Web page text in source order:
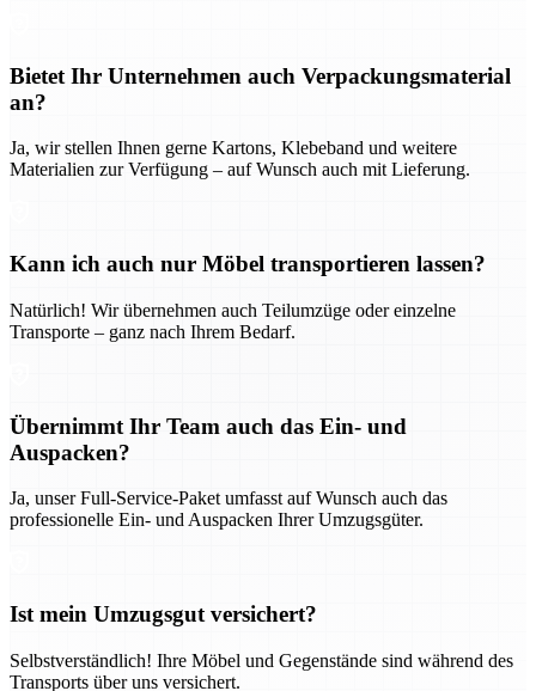
Bietet Ihr Unternehmen auch Verpackungsmaterial
an?
Ja, wir stellen Ihnen gerne Kartons, Klebeband und weitere
Materialien zur Verfügung – auf Wunsch auch mit Lieferung.
Kann ich auch nur Möbel transportieren lassen?
Natürlich! Wir übernehmen auch Teilumzüge oder einzelne
Transporte – ganz nach Ihrem Bedarf.
Übernimmt Ihr Team auch das Ein- und
Auspacken?
Ja, unser Full-Service-Paket umfasst auf Wunsch auch das
professionelle Ein- und Auspacken Ihrer Umzugsgüter.
Ist mein Umzugsgut versichert?
Selbstverständlich! Ihre Möbel und Gegenstände sind während des
Transports über uns versichert.